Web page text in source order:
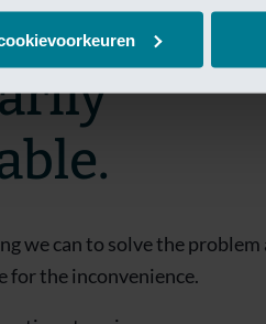
page is
we can to solve the problem
for the inconvenience.